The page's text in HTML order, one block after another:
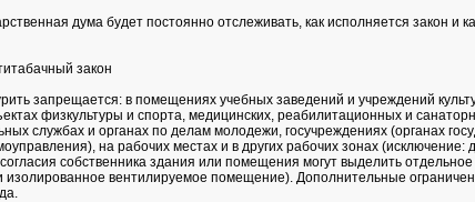
дума будет постоянно отслеживать, как исполняется закон и
закон
запрещается: в помещениях учебных заведений и учреждений
физкультуры и спорта, медицинских, реабилитационных и
службах и органах по делам молодежи, госучреждениях (органах
на рабочих местах и в других рабочих зонах (исключение:
собственника здания или помещения могут выделить
изолированное вентилируемое помещение). Дополнительные